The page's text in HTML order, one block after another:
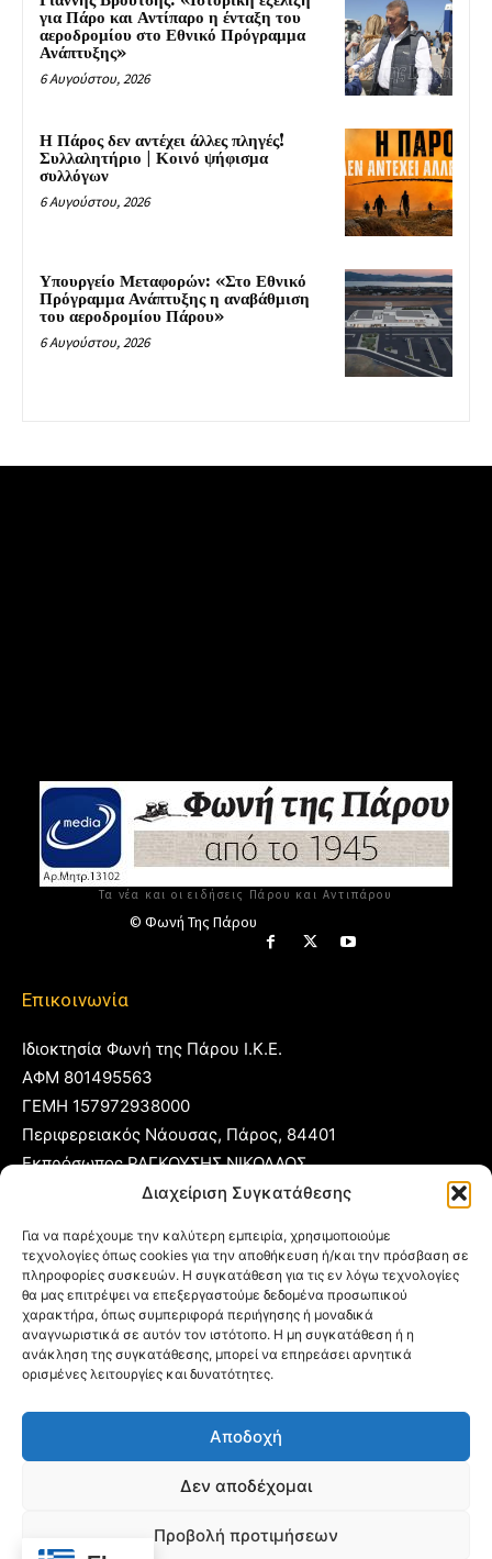
Διαχείριση Συγκατάθεσης
Για να παρέχουμε την καλύτερη εμπειρία, χρησιμοποιούμε
τεχνολογίες όπως cookies για την αποθήκευση ή/και την πρόσβαση σε
πληροφορίες συσκευών. Η συγκατάθεση για τις εν λόγω τεχνολογίες
θα μας επιτρέψει να επεξεργαστούμε δεδομένα προσωπικού
χαρακτήρα, όπως συμπεριφορά περιήγησης ή μοναδικά
αναγνωριστικά σε αυτόν τον ιστότοπο. Η μη συγκατάθεση ή η
ανάκληση της συγκατάθεσης, μπορεί να επηρεάσει αρνητικά
ορισμένες λειτουργίες και δυνατότητες.
Αποδοχή
Δεν αποδέχομαι
Προβολή προτιμήσεων
για Πάρο και Αντίπαρο η ένταξη του
αεροδρομίου στο Εθνικό Πρόγραμμα
Ανάπτυξης»
6 Αυγούστου, 2026
Η Πάρος δεν αντέχει άλλες πληγές!
Συλλαλητήριο | Κοινό ψήφισμα
συλλόγων
6 Αυγούστου, 2026
Υπουργείο Μεταφορών: «Στο Εθνικό
Πρόγραμμα Ανάπτυξης η αναβάθμιση
του αεροδρομίου Πάρου»
6 Αυγούστου, 2026
Τα νέα και οι ειδήσεις Πάρου και Αντιπάρου
© Φωνή Της Πάρου
Επικοινωνία
Ιδιοκτησία Φωνή της Πάρου Ι.Κ.Ε.
ΑΦΜ 801495563
ΓΕΜΗ 157972938000
Περιφερειακός Νάουσας, Πάρος, 84401
Εκπρόσωπος ΡΑΓΚΟΥΣΗΣ ΝΙΚΟΛΑΟΣ
Κ:6977 248885
E:foni@typoparos.gr(για αγγελίες:sales@typoparos.gr)
Πολιτική απορρήτου & Cookies